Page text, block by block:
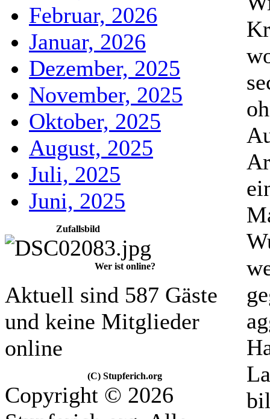
Februar, 2026
Januar, 2026
Dezember, 2025
November, 2025
Oktober, 2025
August, 2025
Juli, 2025
Juni, 2025
Zufallsbild
Wer ist online?
Aktuell sind 587 Gäste
und keine Mitglieder
online
(C) Stupferich.org
Copyright © 2026